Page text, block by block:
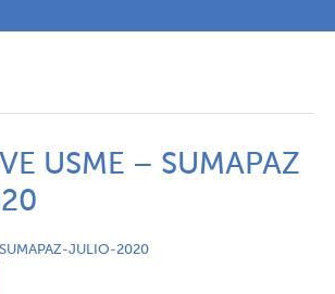
USME – SUMAPAZ
JULIO-2020